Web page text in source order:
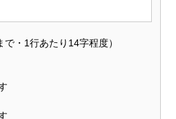
・1行あたり14字程度）